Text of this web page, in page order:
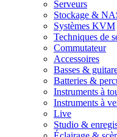
Serveurs
Stockage &
Systèmes KVM
Techniques de
Commutateur
Accessoires
Basses &
Batteries &
Instruments à
Instruments à
Live
Studio &